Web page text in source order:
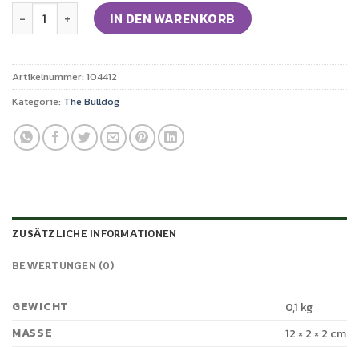
THE BULLDOG Protector - Jointhülle Menge
IN DEN WARENKORB
Artikelnummer: 104412
Kategorie: The Bulldog
ZUSÄTZLICHE INFORMATIONEN
BEWERTUNGEN (0)
GEWICHT
0,1 kg
MASSE
12 × 2 × 2 cm